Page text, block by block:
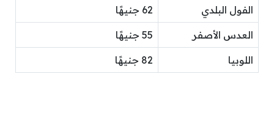
الفول البلدي 62 جنيهًا
العدس الأصفر 55 جنيهًا
اللوبيا 82 جنيهًا